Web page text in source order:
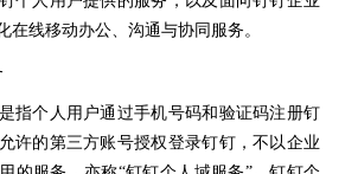
在线移动办公、沟通与协同服务。
指个人用户通过手机号码和验证码注册钉
许的第三方账号授权登录钉钉，不以企业